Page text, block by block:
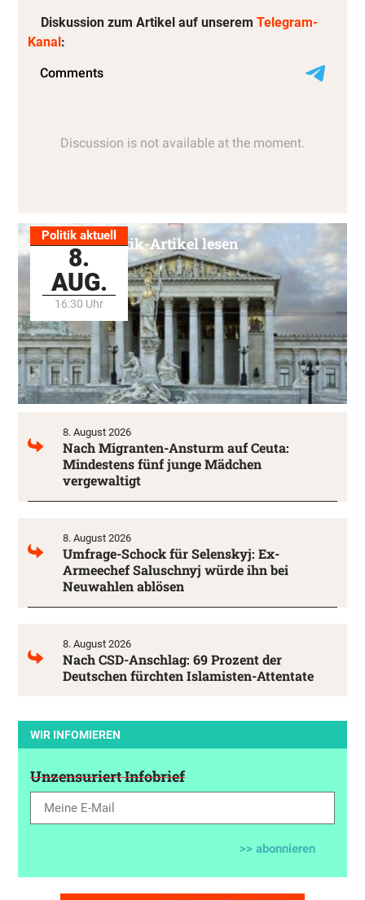
Diskussion zum Artikel auf unserem Telegram-
Kanal:
Politik aktuell
8.
AUG.
16:30 Uhr
Alle Politik-Artikel lesen
8. August 2026
Nach Migranten-Ansturm auf Ceuta:
Mindestens fünf junge Mädchen
vergewaltigt
8. August 2026
Umfrage-Schock für Selenskyj: Ex-
Armeechef Saluschnyj würde ihn bei
Neuwahlen ablösen
8. August 2026
Nach CSD-Anschlag: 69 Prozent der
Deutschen fürchten Islamisten-Attentate
WIR INFOMIEREN
Unzensuriert Infobrief
>> abonnieren